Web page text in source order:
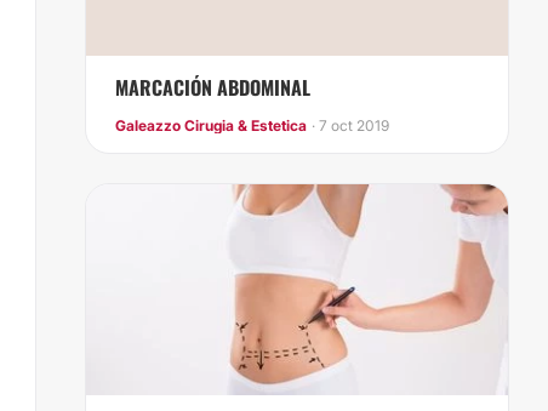
MARCACIÓN ABDOMINAL
Galeazzo Cirugia & Estetica · 7 oct 2019